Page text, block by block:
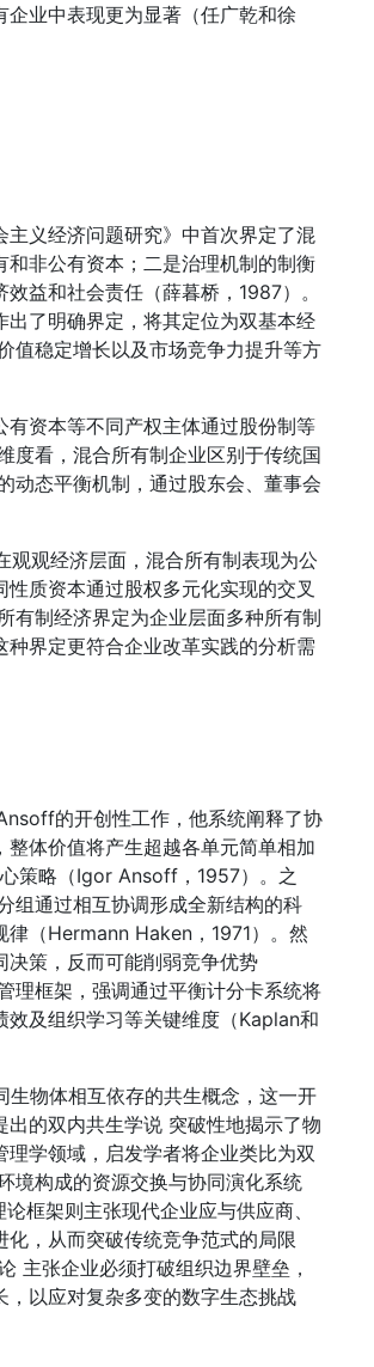
业中表现更为显著（任广乾和徐
义经济问题研究》中首次界定了混
非公有资本；二是治理机制的制衡
益和社会责任（薛暮桥，1987）。
了明确界定，将其定位为双基本经
值稳定增长以及市场竞争力提升等方
资本等不同产权主体通过股份制等
度看，混合所有制企业区别于传统国
动态平衡机制，通过股东会、董事会
观观经济层面，混合所有制表现为公
质资本通过股权多元化实现的交叉
有制经济界定为企业层面多种所有制
界定更符合企业改革实践的分析需
的开创性工作，他系统阐释了协
体价值将产生超越各单元简单相加
策略（Igor Ansoff，1957）。之
组通过相互协调形成全新结构的科
（Hermann Haken，1971）。然
策，反而可能削弱竞争优势
理框架，强调通过平衡计分卡系统将
及组织学习等关键维度（Kaplan和
物体相互依存的共生概念，这一开
的双内共生学说 突破性地揭示了物
学领域，启发学者将企业类比为双
境构成的资源交换与协同演化系统
框架则主张现代企业应与供应商、
，从而突破传统竞争范式的局限
主张企业必须打破组织边界壁垒，
以应对复杂多变的数字生态挑战